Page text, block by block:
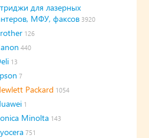
для лазерных
МФУ, факсов 3920
126
440
13
7
Packard 1054
1
Minolta 143
751